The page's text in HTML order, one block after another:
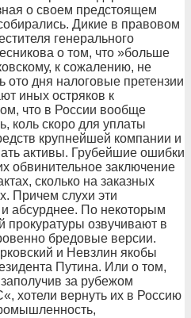
о своем предстоящем
Дикие в правовом
генерального
о том, что »больше
к сожалению, не
дня налоговые претензии
иных остряков к
что в России вообще
коль скоро для уплаты
крупнейшей компании и
активы. Грубейшие ошибки
обвинительное заключение
сколько на заказных
Причем слухи эти
абсурднее. По некоторым
озвучивают в
бредовые версии.
и Невзлин якобы
Путина. Или о том,
за рубежом
хотели вернуть их в Россию